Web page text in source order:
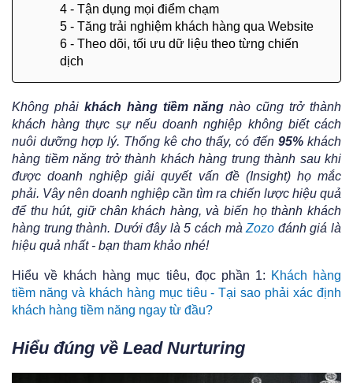
4 - Tận dụng mọi điểm chạm
5 - Tăng trải nghiệm khách hàng qua Website
6 - Theo dõi, tối ưu dữ liệu theo từng chiến
dịch
Không phải khách hàng tiềm năng nào cũng trở thành
khách hàng thực sự nếu doanh nghiệp không biết cách
nuôi dưỡng hợp lý. Thống kê cho thấy, có đến 95% khách
hàng tiềm năng trở thành khách hàng trung thành sau khi
được doanh nghiệp giải quyết vấn đề (Insight) họ mắc
phải. Vây nên doanh nghiệp cần tìm ra chiến lược hiệu quả
để thu hút, giữ chân khách hàng, và biến họ thành khách
hàng trung thành. Dưới đây là 5 cách màZozo đánh giá là
hiệu quả nhất - bạn tham khảo nhé!
Hiểu về khách hàng mục tiêu, đọc phần 1: Khách hàng
tiềm năng và khách hàng mục tiêu - Tại sao phải xác định
khách hàng tiềm năng ngay từ đầu?
Hiểu đúng về Lead Nurturing